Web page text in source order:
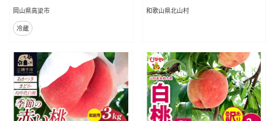
岡山県高梁市
冷蔵
和歌山県北山村